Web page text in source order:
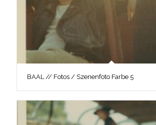
BAAL // Fotos / Szenenfoto Farbe 5